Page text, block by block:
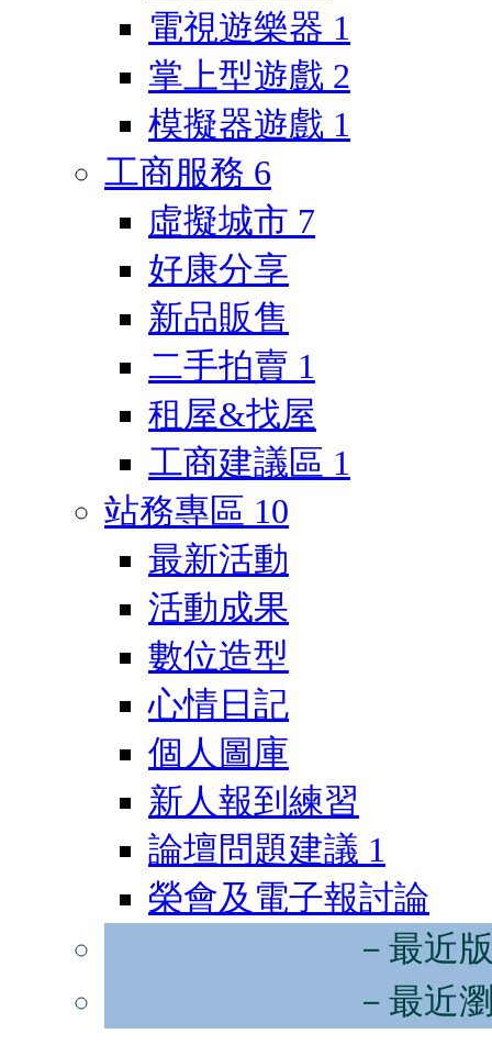
電視遊樂器 1
掌上型遊戲 2
模擬器遊戲 1
工商服務 6
虛擬城市 7
好康分享
新品販售
二手拍賣 1
租屋&找屋
工商建議區 1
站務專區 10
最新活動
活動成果
數位造型
心情日記
個人圖庫
新人報到練習
論壇問題建議 1
榮會及電子報討論
－最近
－最近